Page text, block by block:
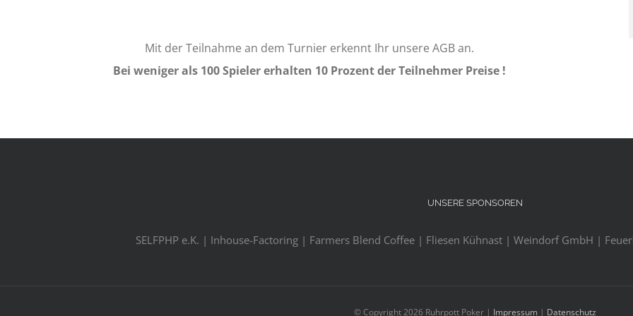
Mit der Teilnahme an dem Turnier erkennt Ihr unsere AGB an.
Bei weniger als 100 Spieler erhalten 10 Prozent der Teilnehmer Preise !
UNSERE SPONSOREN
SELFPHP e.K. | Inhouse-Factoring | Farmers Blend Coffee | Fliesen Kühnast | Weindorf GmbH |
© Copyright2026 Ruhrpott Poker | Impressum | Datenschutz